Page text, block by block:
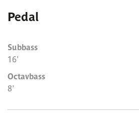
Pedal
Subbass
16'
Octavbass
8'